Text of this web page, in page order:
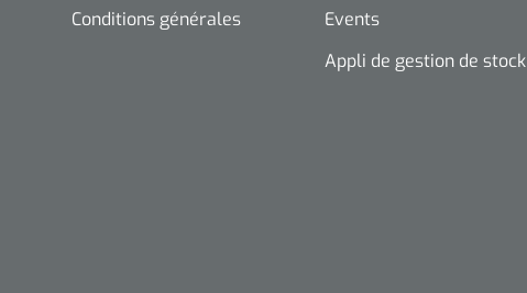
Conditions générales
Events
Appli de gestion de stock